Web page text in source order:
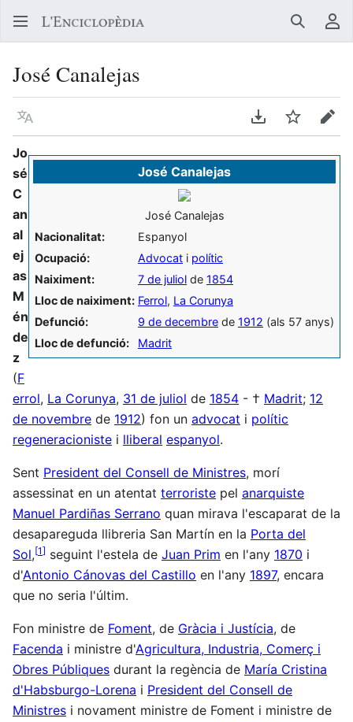
Buscar
José Canalejas
Llegir en un atre idioma Descarregar en
Vigilar
José Canalejas
José Canalejas
Nacionalitat:
Espanyol
Ocupació:
Advocat i polític
Naiximent:
7 de juliol de 1854
Lloc de naiximent: Ferrol, La Corunya
Defunció:
9 de decembre de 1912 (als 57 anys)
Lloc de defunció:
Madrit
Jo
sé
C
an
al
ej
as
M
én
de
z
(F
errol, La Corunya, 31 de juliol de 1854 - † Madrit; 12
de novembre de 1912) fon un advocat i polític
regeneracioniste i lliberal espanyol.
Sent President del Consell de Ministres, morí
assessinat en un atentat terroriste pel anarquiste
Manuel Pardiñas Serrano quan mirava l'escaparat de la
desapareguda llibreria San Martín en la Porta del
Sol,[1] seguint l'estela de Juan Prim en l'any 1870 i
d'Antonio Cánovas del Castillo en l'any 1897, encara
que no seria l'últim.
Fon ministre de Foment, de Gràcia i Justícia, de
Facenda i ministre d'Agricultura, Industria, Comerç i
Obres Públiques durant la regència de María Cristina
d'Habsburgo-Lorena i President del Consell de
Ministres i novament ministre de Foment i ministre de